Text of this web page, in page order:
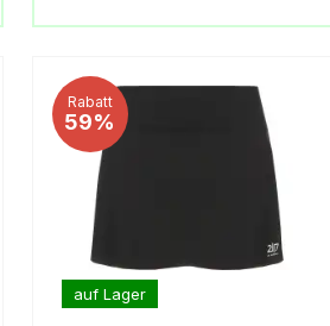
Rabatt
59%
auf Lager